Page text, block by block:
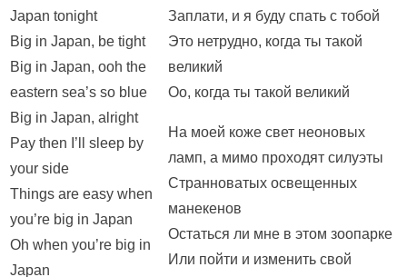
Japan tonight
Big in Japan, be tight
Big in Japan, ooh the
eastern sea’s so blue
Big in Japan, alright
Pay then I’ll sleep by
your side
Things are easy when
you’re big in Japan
Oh when you’re big in
Japan
Заплати, и я буду спать с тобой
Это нетрудно, когда ты такой
великий
Оо, когда ты такой великий
На моей коже свет неоновых
ламп, а мимо проходят силуэты
Странноватых освещенных
манекенов
Остаться ли мне в этом зоопарке
Или пойти и изменить свой